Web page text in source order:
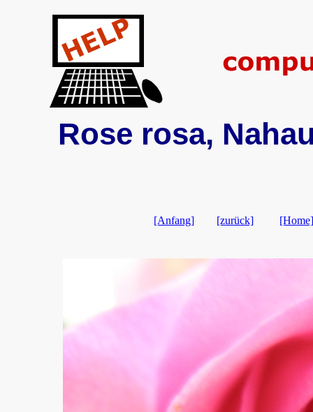
Rose rosa,
[Anfang] [zurück] [Home]